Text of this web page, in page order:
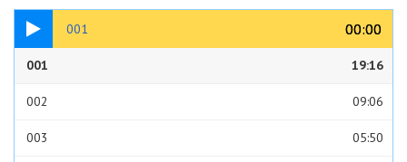
001 00:00
00:00
19:16
001 19:16
002 09:06
003 05:50